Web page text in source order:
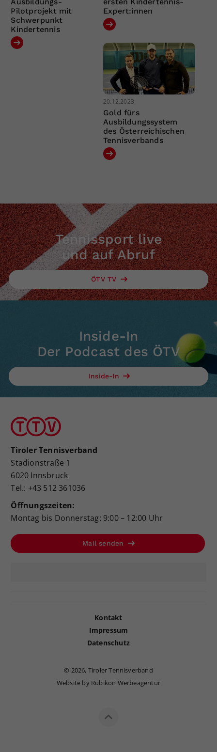
Pilotprojekt mit
Schwerpunkt
Kindertennis
Expert:innen
20.12.2023
Gold fürs
Ausbildungssystem
des Österreichischen
Tennisverbands
Tennissport live
und auf Abruf
ÖTV TV
Inside-In
Der Podcast des ÖTV
Inside-In
Tiroler Tennisverband
Stadionstraße 1
6020 Innsbruck
Tel.: +43 512 361036
Öffnungszeiten:
Montag bis Donnerstag: 9:00 – 12:00 Uhr
Mail senden
Kontakt
Impressum
Datenschutz
© 2026, Tiroler Tennisverband
Website by Rubikon Werbeagentur